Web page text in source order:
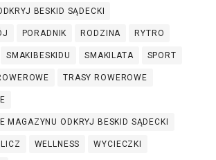
BESKID SĄDECKI
PORADNIK RODZINA RYTRO
SMAKIBESKIDU SMAKILATA SPORT
TRASY ROWEROWE
MAGAZYNU ODKRYJ BESKID SĄDECKI
WELLNESS WYCIECZKI